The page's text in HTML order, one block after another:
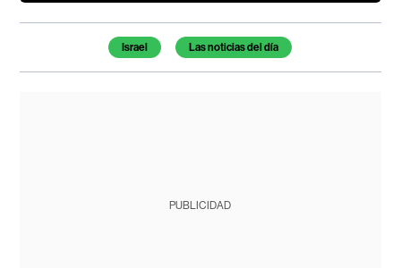
Temas de este artículo
Israel Las noticias del día
PUBLICIDAD